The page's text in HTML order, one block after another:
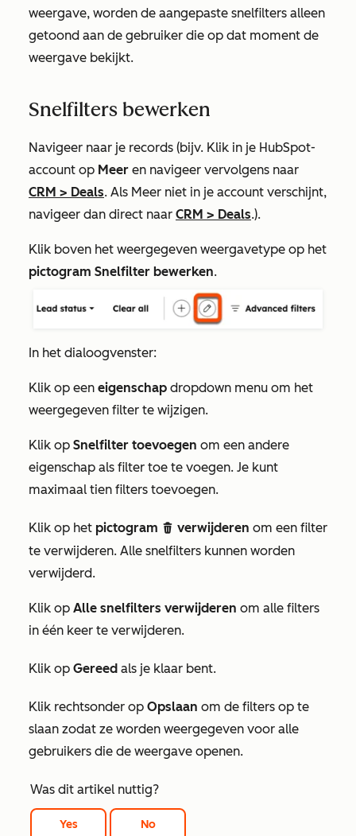
weergave, worden de aangepaste snelfilters alleen
getoond aan de gebruiker die op dat moment de
weergave bekijkt.
Snelfilters bewerken
Navigeer naar je records (bijv. Klik in je HubSpot-
account op Meer en navigeer vervolgens naar
CRM > Deals. Als Meer niet in je account verschijnt,
navigeer dan direct naar CRM > Deals.).
Klik boven het weergegeven weergavetype op het
pictogram Snelfilter bewerken.
In het dialoogvenster:
Klik op een eigenschap dropdown menu om het
weergegeven filter te wijzigen.
Klik op Snelfilter toevoegen om een andere
eigenschap als filter toe te voegen. Je kunt
maximaal tien filters toevoegen.
Klik op het pictogram delete verwijderen om een filter
te verwijderen. Alle snelfilters kunnen worden
verwijderd.
Klik op Alle snelfilters verwijderen om alle filters
in één keer te verwijderen.
Klik op Gereed als je klaar bent.
Klik rechtsonder op Opslaan om de filters op te
slaan zodat ze worden weergegeven voor alle
gebruikers die de weergave openen.
Was dit artikel nuttig?
Yes No